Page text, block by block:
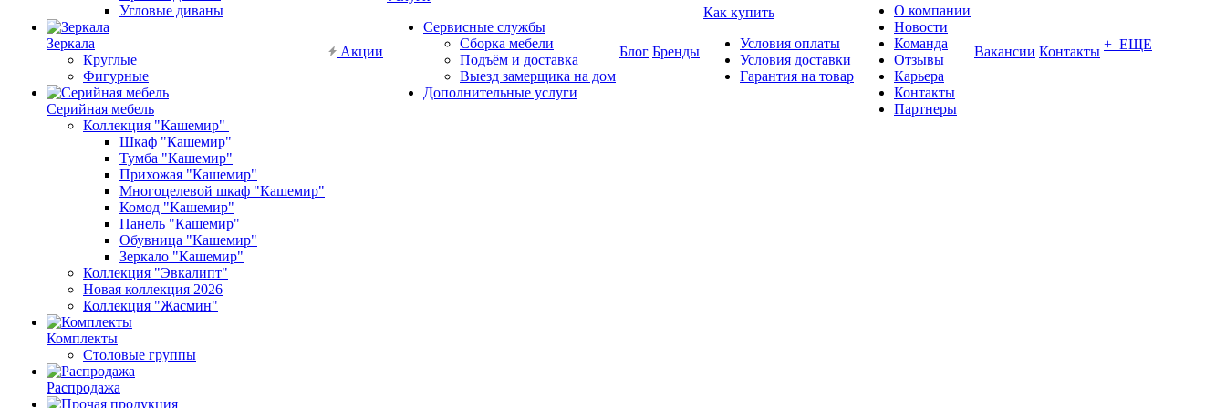
Угловые диваны
Зеркала
Круглые
Фигурные
Серийная мебель
Коллекция "Кашемир"
Шкаф "Кашемир"
Тумба "Кашемир"
Прихожая "Кашемир"
Многоцелевой шкаф "Кашемир"
Комод "Кашемир"
Панель "Кашемир"
Обувница "Кашемир"
Зеркало "Кашемир"
Коллекция "Эвкалипт"
Новая коллекция 2026
Коллекция "Жасмин"
Комплекты
Столовые группы
Распродажа
Акции
Сервисные службы
Сборка мебели
Подъём и доставка
Выезд замерщика на дом
Дополнительные услуги
Блог Бренды
Как купить
Условия оплаты
Условия доставки
Гарантия на товар
О компании
Новости
Команда
Отзывы
Карьера
Контакты
Партнеры
Вакансии Контакты + ЕЩЕ